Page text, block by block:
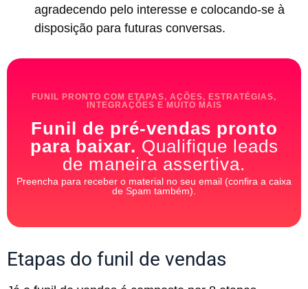
agradecendo pelo interesse e colocando-se à
disposição para futuras conversas.
FUNIL PRONTO COM ETAPAS, AÇÕES, ESTRATÉGIAS,
INTEGRAÇÕES E MUITO MAIS
Funil de pré-vendas pronto
para baixar. Qualifique leads
de maneira assertiva.
Preencha para receber o material no seu email (confira a caixa
de Spam também).
Etapas do funil de vendas